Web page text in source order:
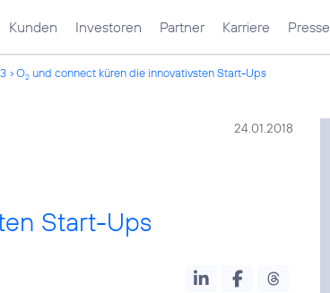
Kunden Investoren Partner Karriere Presse
O2 und connect küren die innovativsten Start-Ups
24.01.2018
Start-Ups